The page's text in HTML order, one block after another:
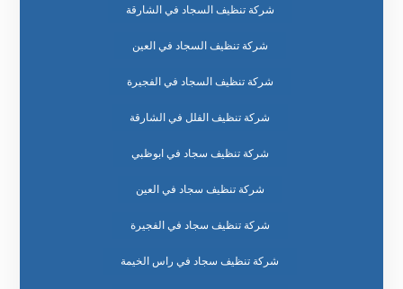
شركة تنظيف السجاد في الشارقة
شركة تنظيف السجاد في العين
شركة تنظيف السجاد في الفجيرة
شركة تنظيف الفلل في الشارقة
شركة تنظيف سجاد في ابوظبي
شركة تنظيف سجاد في العين
شركة تنظيف سجاد في الفجيرة
شركة تنظيف سجاد في راس الخيمة